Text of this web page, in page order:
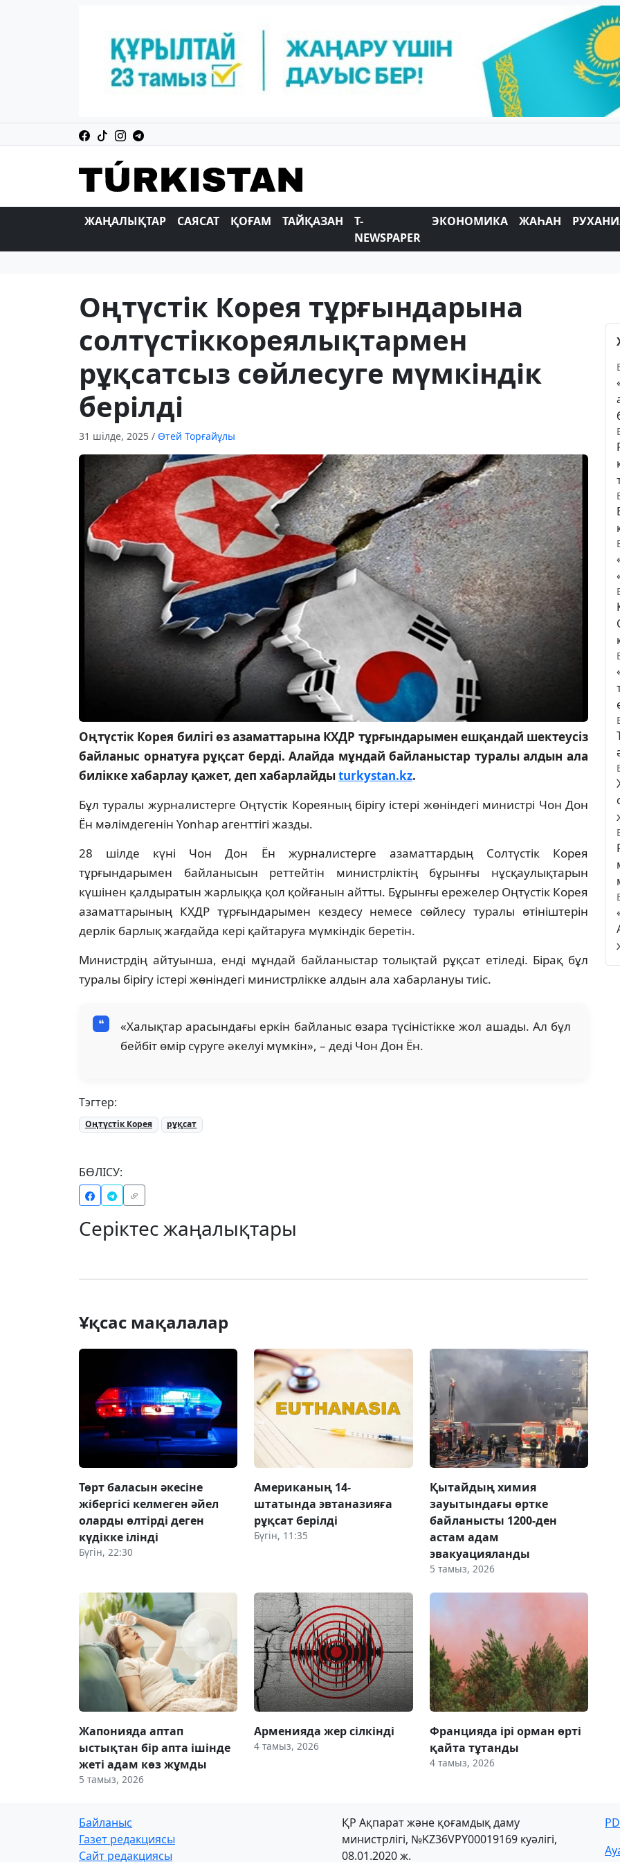
ЖАҢАЛЫҚТАР САЯСАТ ҚОҒАМ ТАЙҚАЗАН
T-
NEWSPAPER
ЭКОНОМИКА ЖАҺАН
Оңтүстік Корея тұрғындарына
солтүстіккореялықтармен
рұқсатсыз сөйлесуге мүмкіндік
берілді
31 шілде, 2025 / Өтей Торғайұлы
Оңтүстік Корея билігі өз азаматтарына КХДР тұрғындарымен ешқандай шектеусіз
байланыс орнатуға рұқсат берді. Алайда мұндай байланыстар туралы алдын ала
билікке хабарлау қажет, деп хабарлайдыturkystan.kz.
Бұл туралы журналистерге Оңтүстік Кореяның бірігу істері жөніндегі министрі Чон Дон
Ён мәлімдегенін Yonhap агенттігі жазды.
28 шілде күні Чон Дон Ён журналистерге азаматтардың Солтүстік Корея
тұрғындарымен байланысын реттейтін министрліктің бұрынғы нұсқаулықтарын
күшінен қалдыратын жарлыққа қол қойғанын айтты. Бұрынғы ережелер Оңтүстік Корея
азаматтарының КХДР тұрғындарымен кездесу немесе сөйлесу туралы өтініштерін
дерлік барлық жағдайда кері қайтаруға мүмкіндік беретін.
Министрдің айтуынша, енді мұндай байланыстар толықтай рұқсат етіледі. Бірақ бұл
туралы бірігу істері жөніндегі министрлікке алдын ала хабарлануы тиіс.
«Халықтар арасындағы еркін байланыс өзара түсіністікке жол ашады. Ал бұл
бейбіт өмір сүруге әкелуі мүмкін», – деді Чон Дон Ён.
Тэгтер:
Оңтүстік Корея рұқсат
БӨЛІСУ:
Серіктес жаңалықтары
Ұқсас мақалалар
Төрт баласын әкесіне
жібергісі келмеген әйел
оларды өлтірді деген
күдікке ілінді
Бүгін, 22:30
Американың 14-
штатында эвтаназияға
рұқсат берілді
Бүгін, 11:35
Қытайдың химия
зауытындағы өртке
байланысты 1200-ден
астам адам
эвакуацияланды
5 тамыз, 2026
Жапонияда аптап
ыстықтан бір апта ішінде
жеті адам көз жұмды
5 тамыз, 2026
Арменияда жер сілкінді
4 тамыз, 2026
Францияда ірі орман өрті
қайта тұтанды
4 тамыз, 2026
Байланыс
Газет редакциясы
Сайт редакциясы
ҚР Ақпарат және қоғамдық даму
министрлігі, №KZ36VPY00019169 куәлігі,
08.01.2020 ж.